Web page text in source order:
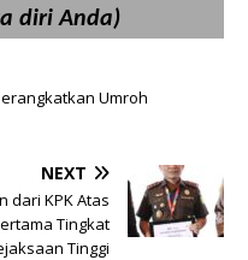
diri Anda)
Umroh
NEXT
dari KPK Atas
Tingkat
Tinggi